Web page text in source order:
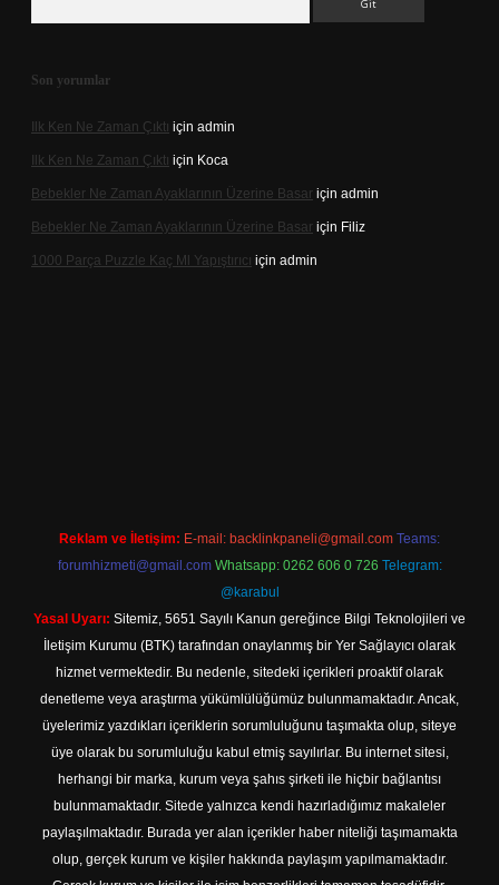
Son yorumlar
Ilk Ken Ne Zaman Çıktı için admin
Ilk Ken Ne Zaman Çıktı için Koca
Bebekler Ne Zaman Ayaklarının Üzerine Basar için admin
Bebekler Ne Zaman Ayaklarının Üzerine Basar için Filiz
1000 Parça Puzzle Kaç Ml Yapıştırıcı için admin
Reklam ve İletişim: E-mail: backlinkpaneli@gmail.com Teams:
forumhizmeti@gmail.com Whatsapp: 0262 606 0 726 Telegram:
@karabul
Yasal Uyarı: Sitemiz, 5651 Sayılı Kanun gereğince Bilgi Teknolojileri ve
İletişim Kurumu (BTK) tarafından onaylanmış bir Yer Sağlayıcı olarak
hizmet vermektedir. Bu nedenle, sitedeki içerikleri proaktif olarak
denetleme veya araştırma yükümlülüğümüz bulunmamaktadır. Ancak,
üyelerimiz yazdıkları içeriklerin sorumluluğunu taşımakta olup, siteye
üye olarak bu sorumluluğu kabul etmiş sayılırlar. Bu internet sitesi,
herhangi bir marka, kurum veya şahıs şirketi ile hiçbir bağlantısı
bulunmamaktadır. Sitede yalnızca kendi hazırladığımız makaleler
paylaşılmaktadır. Burada yer alan içerikler haber niteliği taşımamakta
olup, gerçek kurum ve kişiler hakkında paylaşım yapılmamaktadır.